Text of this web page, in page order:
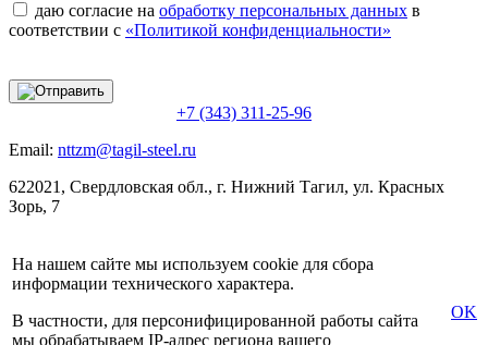
даю согласие на обработку персональных данных в
соответствии с «Политикой конфиденциальности»
+7 (343) 311-25-96
Email: nttzm@tagil-steel.ru
622021, Свердловская обл., г. Нижний Тагил, ул. Красных
Зорь, 7
На нашем сайте мы используем cookie для сбора
информации технического характера.
В частности, для персонифицированной работы сайта
мы обрабатываем IP-адрес региона вашего
OK